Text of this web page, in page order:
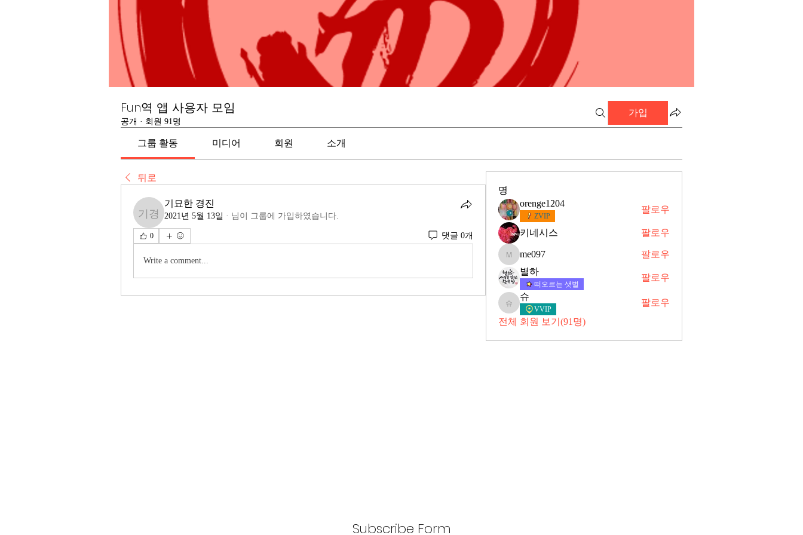
Fun역 앱 사용자 모임
공개 · 회원 91명
가입
그룹 활동 미디어 회원 소개
뒤로
기묘한 경진
기묘한 경진
2021년 5월 13일 · 님이 그룹에 가입하였습니다.
0 댓글 0개
Write a comment...
명
orenge1204
ZVIP
팔로우
키네시스 팔로우
me097
me097
팔로우
별하
떠오르는 샛별
팔로우
슈
슈
VVIP
팔로우
전체 회원 보기(91명)
Subscribe Form